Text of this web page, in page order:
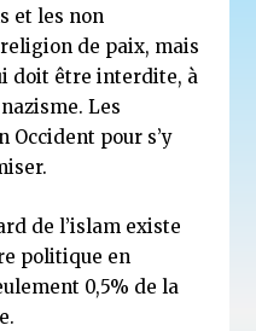
et les non
religion de paix, mais
doit être interdite, à
Les
Occident pour s’y
de l’islam existe
politique en
0,5% de la